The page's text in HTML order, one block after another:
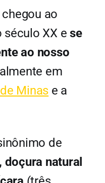
ao
século XX ese
ao nosso
em
Minas e a
de
natural